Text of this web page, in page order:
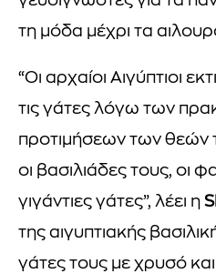
τη μόδα μέχρι τα
“Οι αρχαίοι Αιγύπτιοι
τις γάτες λόγω των
προτιμήσεων των θεών
οι βασιλιάδες τους, οι
γιγάντιες γάτες”, λέει η
της αιγυπτιακής
γάτες τους με χρυσό